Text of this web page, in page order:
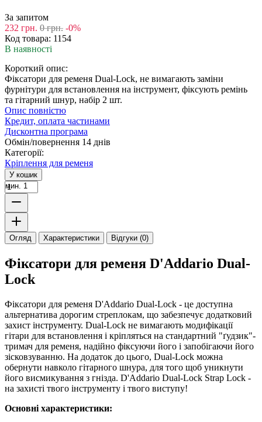
За запитом
232 грн. 0 грн. -0%
Код товара: 1154
В наявності
Короткий опис:
Фіксатори для ременя Dual-Lock, не вимагають заміни
фурнітури для встановлення на інструмент, фіксують ремінь
та гітарний шнур, набір 2 шт.
Опис повністю
Кредит, оплата частинами
Дисконтна програма
Обмін/повернення 14 днів
Категорії:
Кріплення для ременя
У кошик
мин. 1
Огляд Характеристики Відгуки (0)
Фіксатори для ременя D'Addario Dual-
Lock
Фіксатори для ременя D'Addario Dual-Lock - це доступна
альтернатива дорогим стреплокам, що забезпечує додатковий
захист інструменту. Dual-Lock не вимагають модифікації
гітари для встановлення і кріпляться на стандартний "ґудзик"-
тримач для ременя, надійно фіксуючи його і запобігаючи його
зісковзуванню. На додаток до цього, Dual-Lock можна
обернути навколо гітарного шнура, для того щоб уникнути
його висмикування з гнізда. D'Addario Dual-Lock Strap Lock -
на захисті твого інструменту і твого виступу!
Основні характеристики: